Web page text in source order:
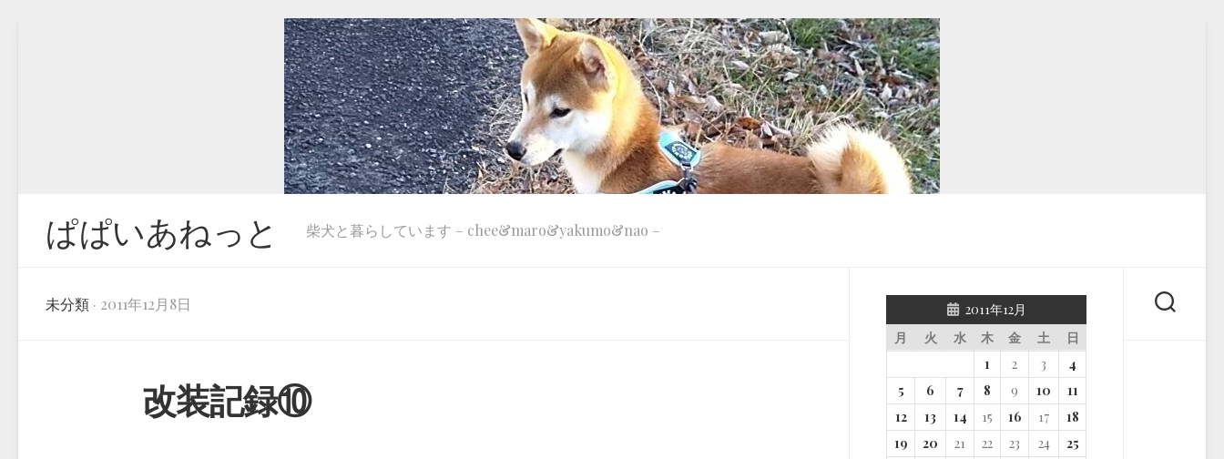
ぱぱいあねっと 柴犬と暮らしています – chee&maro&yakumo&nao –
未分類 · 2011年12月8日
改装記録⑩
2011年12月
月
火 水 木 金 土
日
1
2 3
4
5
6 7 8 9 10
11
12
13 14 15 16 17
18
19
20 21 22 23 24
25